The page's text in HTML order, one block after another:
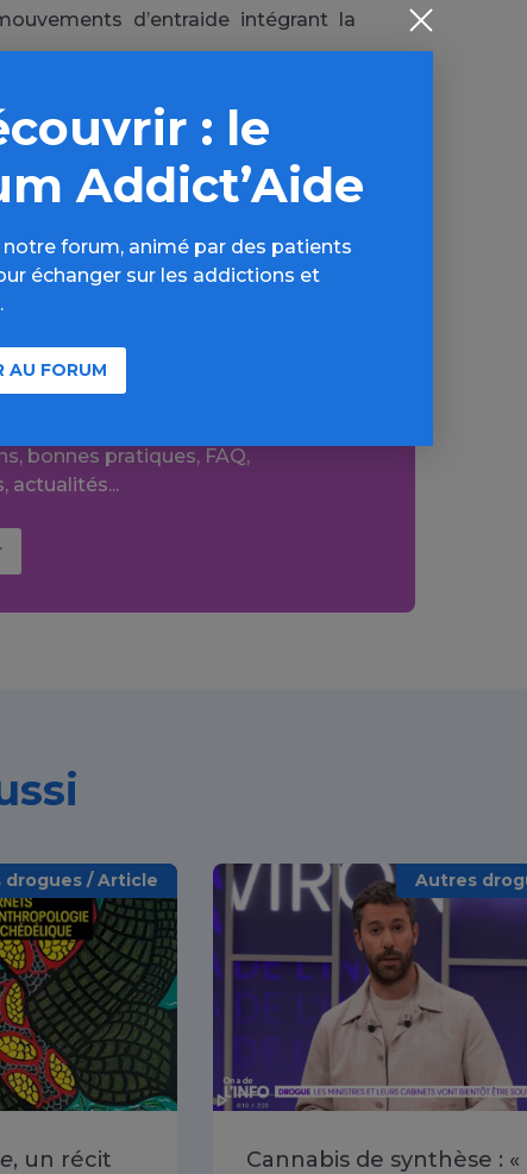
d’entraide intégrant la
cette
carte de Conrad Hackett
religieuse. Cela démontre que
utilisés dans les pays pauvres
Autres drogues
bonnes pratiques, FAQ,
actualités...
drogues / Article
, un récit
Autres
Cannabis de synthèse : «
: le
Addict’Aide
notre forum, animé par des patients
échanger sur les addictions et
AU FORUM